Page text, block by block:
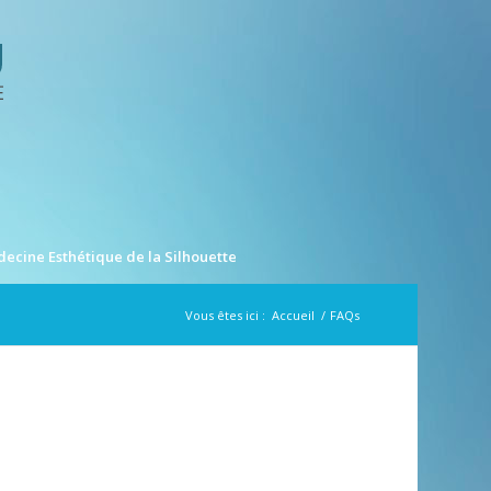
Esthétique de la Silhouette
Vous êtes ici : Accueil / FAQs